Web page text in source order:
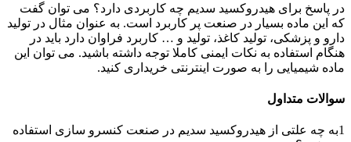
در پاسخ برای هیدروکسید سدیم چه کاربردی دارد؟ می توان گفت
که این ماده بسیار در صنعت پر کاربرد است. به عنوان مثال در تولید
دارو و پزشکی، تولید کاغذ، تولید و … کاربرد فراوان دارد باید در
هنگام استفاده به نکات ایمنی کاملا توجه داشته باشید. می توان این
ماده شیمیایی را به صورت اینترنتی خریداری کنید.
سوالات متداول
1به چه علتی از هیدروکسید سدیم در صنعت کنسرو سازی استفاده